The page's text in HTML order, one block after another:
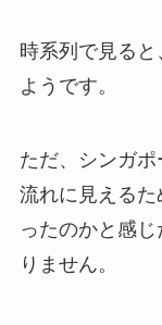
時系列で見る
ようです。
ただ、シンガ
流れに見える
ったのかと感
りません。